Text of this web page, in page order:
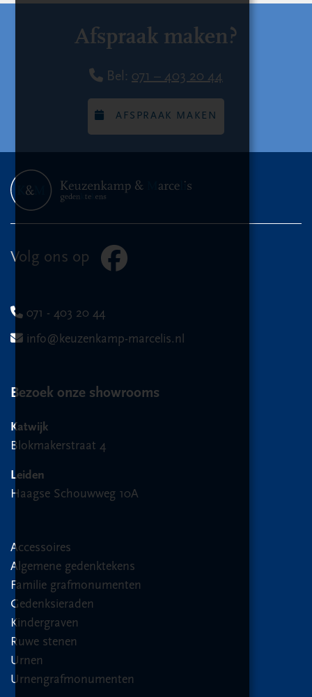
Afspraak maken?
Bel: 071 – 403 20 44
AFSPRAAK MAKEN
Volg ons op
071 - 403 20 44
info@keuzenkamp-marcelis.nl
Bezoek onze showrooms
Katwijk
Blokmakerstraat 4
Leiden
Haagse Schouwweg 10A
Accessoires
Algemene gedenktekens
Familie grafmonumenten
Gedenksieraden
Kindergraven
Ruwe stenen
Urnen
Urnengrafmonumenten